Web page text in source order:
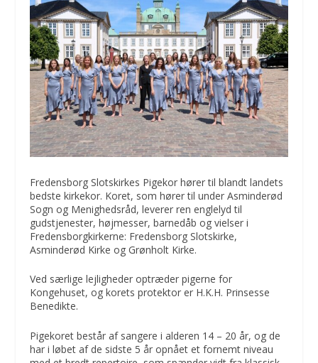
Fredensborg Slotskirkes Pigekor hører til blandt landets
bedste kirkekor. Koret, som hører til under Asminderød
Sogn og Menighedsråd, leverer ren englelyd til
gudstjenester, højmesser, barnedåb og vielser i
Fredensborgkirkerne: Fredensborg Slotskirke,
Asminderød Kirke og Grønholt Kirke.
Ved særlige lejligheder optræder pigerne for
Kongehuset, og korets protektor er H.K.H. Prinsesse
Benedikte.
Pigekoret består af sangere i alderen 14 – 20 år, og de
har i løbet af de sidste 5 år opnået et fornemt niveau